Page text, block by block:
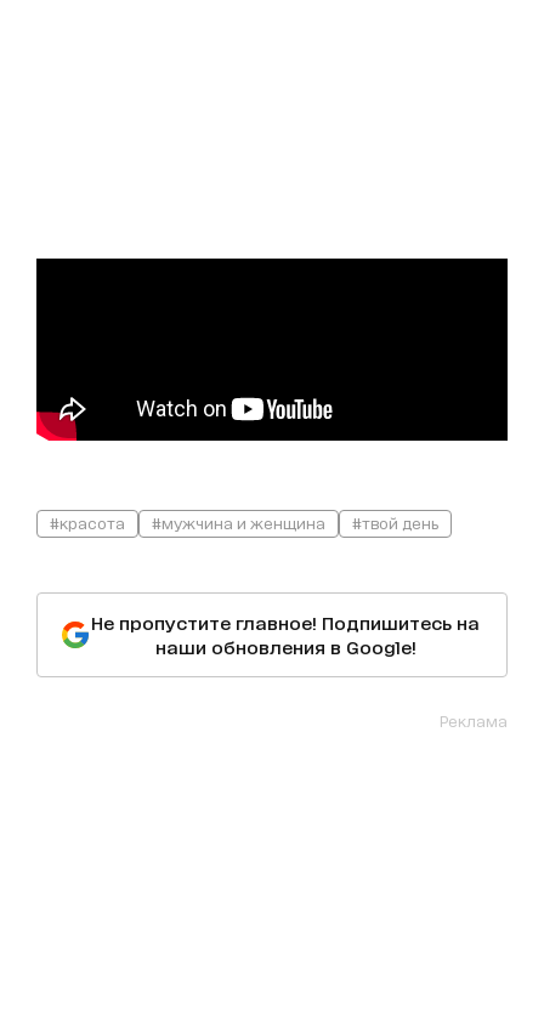
#красота #мужчина и женщина #твой день
Не пропустите главное! Подпишитесь на
наши обновления в Google!
Реклама